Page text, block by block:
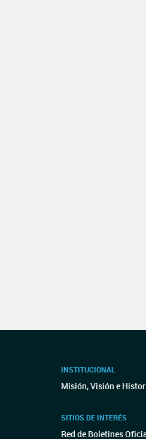
INSTITUCIONAL
Misión, Visión e
SITIOS DE INTERÉS
Red de Boletines